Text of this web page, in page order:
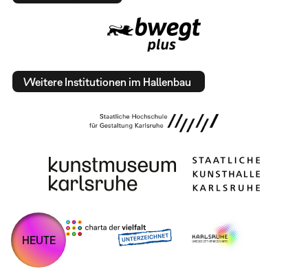
Weitere Institutionen im Hallenbau
HEUTE